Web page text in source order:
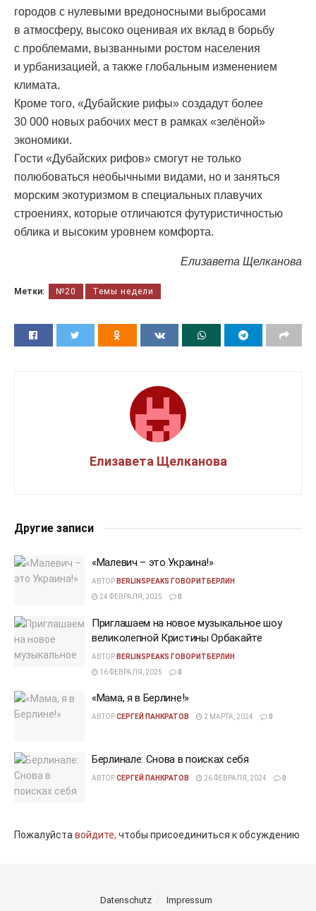
городов с нулевыми вредоносными выбросами
в атмосферу, высоко оценивая их вклад в борьбу
с проблемами, вызванными ростом населения
и урбанизацией, а также глобальным изменением
климата.
Кроме того, «Дубайские рифы» создадут более
30 000 новых рабочих мест в рамках «зелёной»
экономики.
Гости «Дубайских рифов» смогут не только
полюбоваться необычными видами, но и заняться
морским экотуризмом в специальных плавучих
строениях, которые отличаются футуристичностью
облика и высоким уровнем комфорта.
Елизавета Щелканова
Метки: №20 Темы недели
Елизавета Щелканова
Другие записи
«Малевич – это Украина!»
АВТОР BERLINSPEAKS ГОВОРИТБЕРЛИН
24 ФЕВРАЛЯ, 2025
0
Приглашаем на новое музыкальное шоу
великолепной Кристины Орбакайте
АВТОР BERLINSPEAKS ГОВОРИТБЕРЛИН
16 ФЕВРАЛЯ, 2025
0
«Мама, я в Берлине!»
АВТОРСЕРГЕЙ ПАНКРАТОВ 2 МАРТА, 2024 0
Берлинале: Снова в поисках себя
АВТОРСЕРГЕЙ ПАНКРАТОВ 26 ФЕВРАЛЯ, 2024 0
Пожалуйста войдите, чтобы присоединиться к обсуждению
Datenschutz Impressum